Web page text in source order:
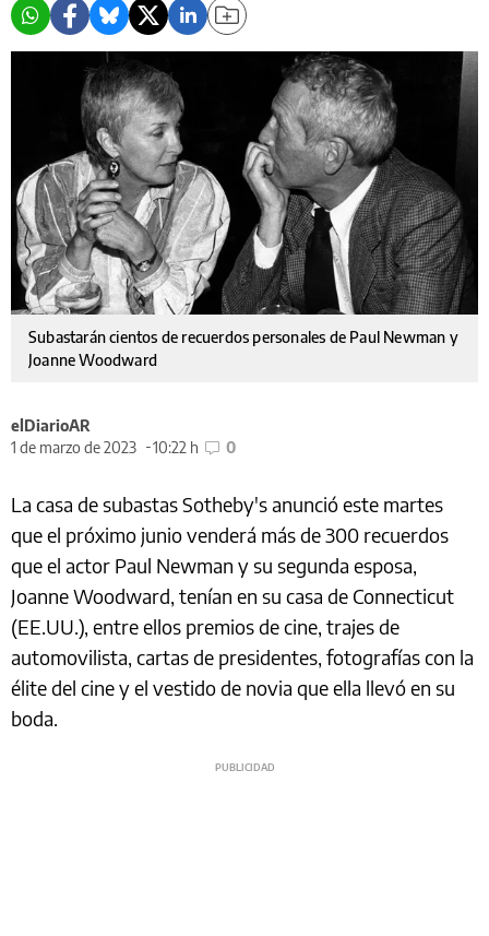
Subastarán cientos de recuerdos personales de Paul Newman y
Joanne Woodward
elDiarioAR
1 de marzo de 2023
10:22 h 0
La casa de subastas Sotheby's anunció este martes
que el próximo junio venderá más de 300 recuerdos
que el actor Paul Newman y su segunda esposa,
Joanne Woodward, tenían en su casa de Connecticut
(EE.UU.), entre ellos premios de cine, trajes de
automovilista, cartas de presidentes, fotografías con la
élite del cine y el vestido de novia que ella llevó en su
boda.